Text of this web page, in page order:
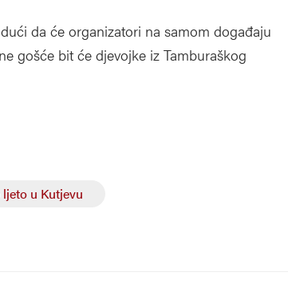
da će organizatori na samom događaju
gošće bit će djevojke iz Tamburaškog
u Kutjevu